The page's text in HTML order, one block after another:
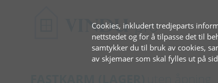
Cookies, inkludert tredjeparts
nettstedet og for å tilpasse det til
samtykker du til bruk av cookies,
av skjemaer som skal fylles ut på